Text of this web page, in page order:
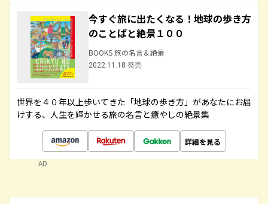
今すぐ旅に出たくなる！地球の歩き方
のことばと絶景１００
BOOKS 旅の名言＆絶景
2022.11.18 発売
世界を４０年以上歩いてきた「地球の歩き方」があなたにお届
けする、人生を輝かせる旅の名言と癒やしの絶景集
詳細を見る
AD